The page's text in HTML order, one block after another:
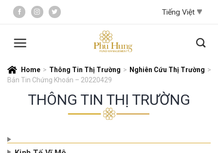
content
Home > Thông Tin Thị Trường > Nghiên Cứu Thị Trường >
Bản Tin Chứng Khoán – 20220429
THÔNG TIN THỊ TRƯỜNG